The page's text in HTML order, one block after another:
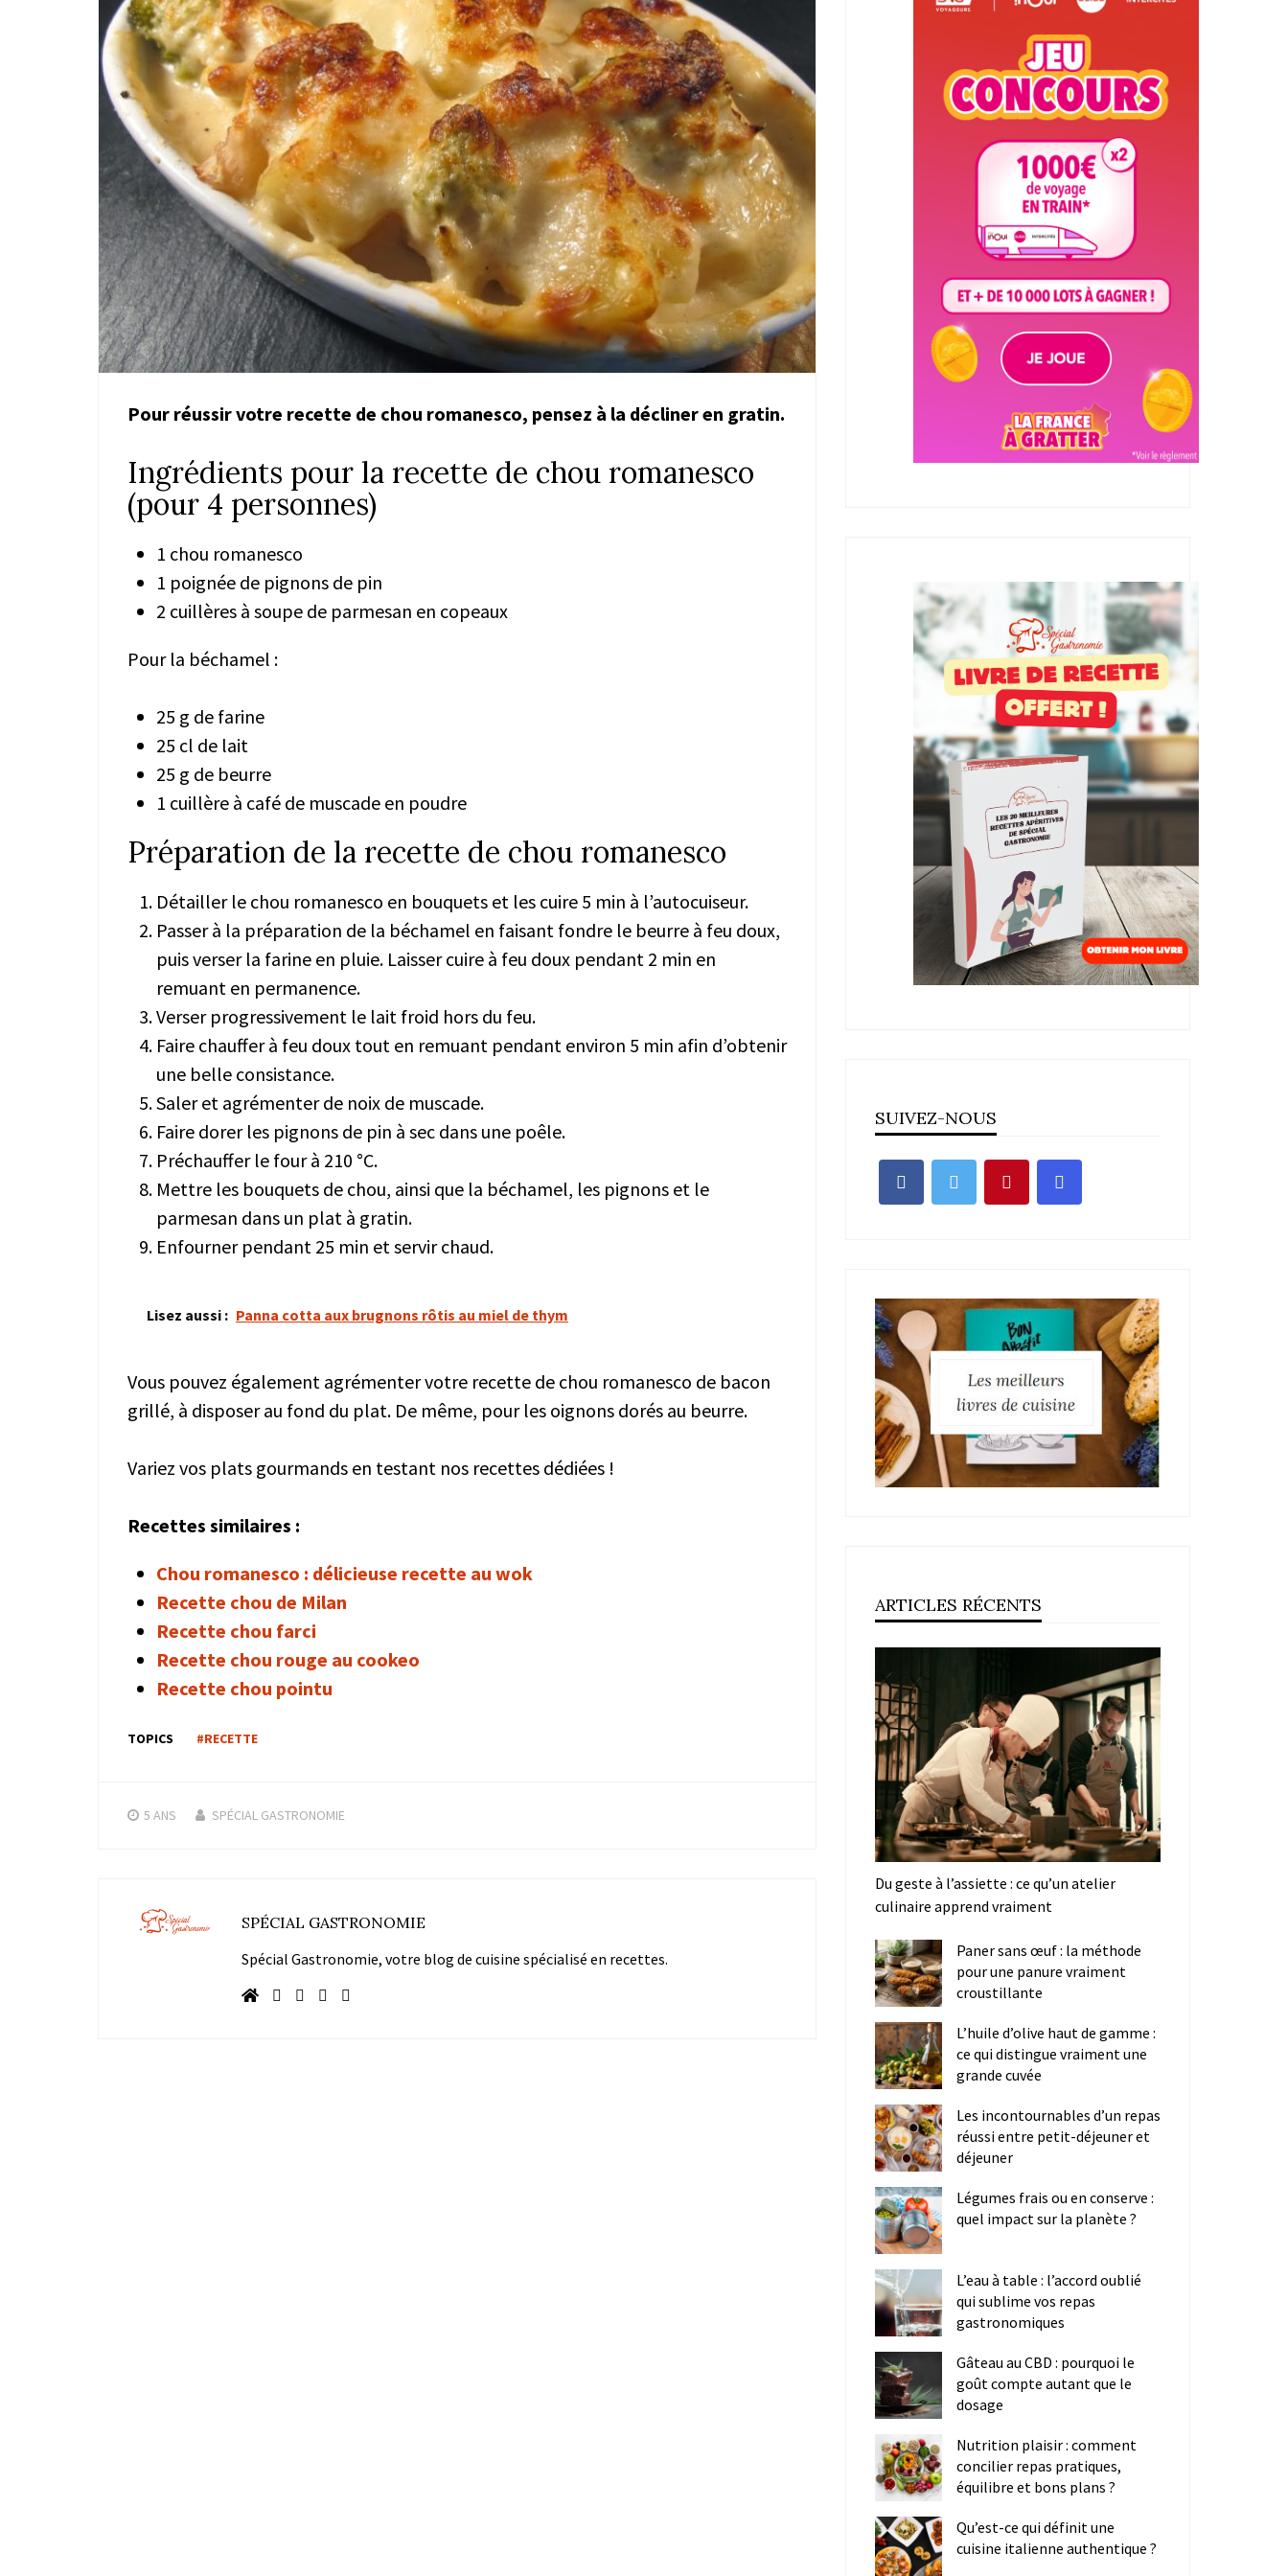
Pour réussir votre recette de chou romanesco, pensez à la décliner en gratin.
Ingrédients pour la recette de chou romanesco
(pour 4 personnes)
1 chou romanesco
1 poignée de pignons de pin
2 cuillères à soupe de parmesan en copeaux
Pour la béchamel :
25 g de farine
25 cl de lait
25 g de beurre
1 cuillère à café de muscade en poudre
Préparation de la recette de chou romanesco
Détailler le chou romanesco en bouquets et les cuire 5 min à l’autocuiseur.
Passer à la préparation de la béchamel en faisant fondre le beurre à feu doux,
puis verser la farine en pluie. Laisser cuire à feu doux pendant 2 min en
remuant en permanence.
Verser progressivement le lait froid hors du feu.
Faire chauffer à feu doux tout en remuant pendant environ 5 min afin d’obtenir
une belle consistance.
Saler et agrémenter de noix de muscade.
Faire dorer les pignons de pin à sec dans une poêle.
Préchauffer le four à 210 °C.
Mettre les bouquets de chou, ainsi que la béchamel, les pignons et le
parmesan dans un plat à gratin.
Enfourner pendant 25 min et servir chaud.
Lisez aussi : Panna cotta aux brugnons rôtis au miel de thym
Vous pouvez également agrémenter votre recette de chou romanesco de bacon
grillé, à disposer au fond du plat. De même, pour les oignons dorés au beurre.
Variez vos plats gourmands en testant nos recettes dédiées !
Recettes similaires :
Chou romanesco : délicieuse recette au wok
Recette chou de Milan
Recette chou farci
Recette chou rouge au cookeo
Recette chou pointu
TOPICS #RECETTE
5 ANS SPÉCIAL GASTRONOMIE
SPÉCIAL GASTRONOMIE
Spécial Gastronomie, votre blog de cuisine spécialisé en recettes.
SUIVEZ-NOUS
ARTICLES RÉCENTS
Du geste à l’assiette : ce qu’un atelier
culinaire apprend vraiment
Paner sans œuf : la méthode
pour une panure vraiment
croustillante
L’huile d’olive haut de gamme :
ce qui distingue vraiment une
grande cuvée
Les incontournables d’un repas
réussi entre petit-déjeuner et
déjeuner
Légumes frais ou en conserve :
quel impact sur la planète ?
L’eau à table : l’accord oublié
qui sublime vos repas
gastronomiques
Gâteau au CBD : pourquoi le
goût compte autant que le
dosage
Nutrition plaisir : comment
concilier repas pratiques,
équilibre et bons plans ?
Qu’est-ce qui définit une
cuisine italienne authentique ?